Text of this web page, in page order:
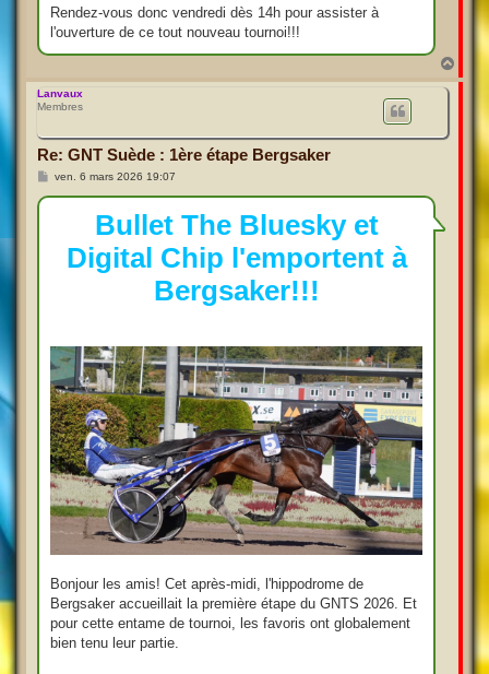
Rendez-vous donc vendredi dès 14h pour assister à
l'ouverture de ce tout nouveau tournoi!!!
a
Lanvaux
Membres
Re: GNT Suède : 1ère étape Bergsaker
M
s
ven. 6 mars 2026 19:07
Bullet The Bluesky et
Digital Chip l'emportent à
Bergsaker!!!
Bonjour les amis! Cet après-midi, l'hippodrome de
Bergsaker accueillait la première étape du GNTS 2026. Et
pour cette entame de tournoi, les favoris ont globalement
bien tenu leur partie.